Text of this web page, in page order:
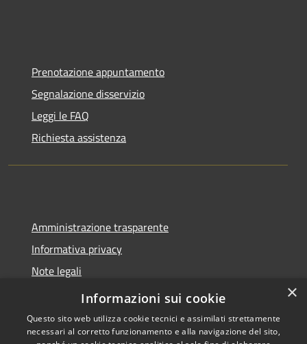
Prenotazione appuntamento
Segnalazione disservizio
Leggi le FAQ
Richiesta assistenza
Amministrazione trasparente
Informativa privacy
Note legali
Dichiarazione di accessibilità
×
Informazioni sui cookie
Questo sito web utilizza cookie tecnici e assimilati strettamente
necessari al corretto funzionamento e alla navigazione del sito,